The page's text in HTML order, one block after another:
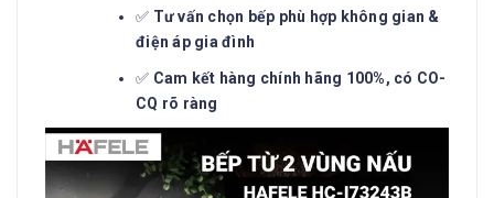
✅ Tư vấn chọn bếp phù hợp không gian &
điện áp gia đình
✅ Cam kết hàng chính hãng 100%, có CO-
CQ rõ ràng